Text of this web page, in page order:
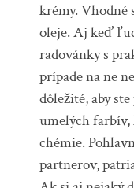
krémy. Vhodné
oleje. Aj keď
radovánky s
prípade na ne
dôležité, aby
umelých farbív,
chémie.
partnerov,